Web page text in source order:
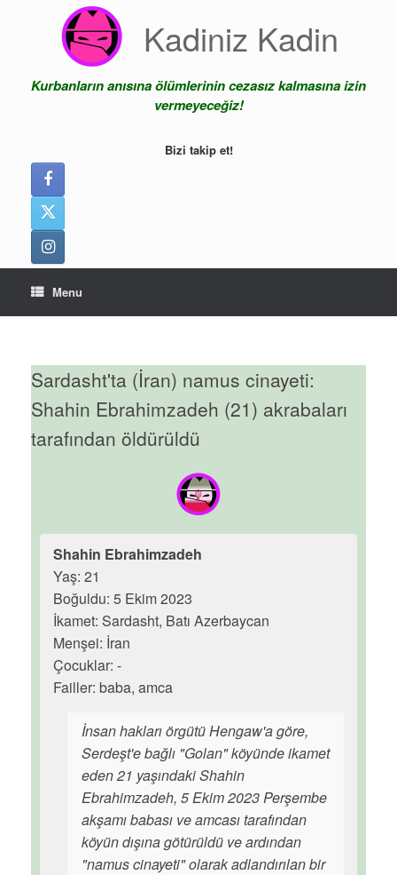
Kadiniz Kadin
Kurbanların anısına ölümlerinin cezasız kalmasına izin
vermeyeceğiz!
Bizi takip et!
Menu
Sardasht'ta (İran) namus cinayeti:
Shahin Ebrahimzadeh (21) akrabaları
tarafından öldürüldü
Shahin Ebrahimzadeh
Yaş: 21
Boğuldu: 5 Ekim 2023
İkamet: Sardasht, Batı Azerbaycan
Menşei: İran
Çocuklar: -
Failler: baba, amca
İnsan hakları örgütü Hengaw'a göre,
Serdeşt'e bağlı "Golan" köyünde ikamet
eden 21 yaşındaki Shahin
Ebrahimzadeh, 5 Ekim 2023 Perşembe
akşamı babası ve amcası tarafından
köyün dışına götürüldü ve ardından
"namus cinayeti" olarak adlandırılan bir